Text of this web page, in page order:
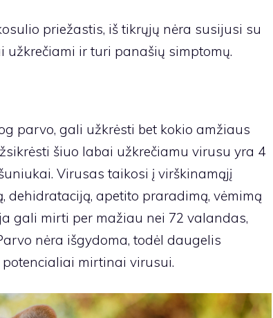
priežastis, iš tikrųjų nėra susijusi su
užkrečiami ir turi panašių simptomų.
parvo, gali užkrėsti bet kokio amžiaus
šiuo labai užkrečiamu virusu yra 4
Virusas taikosi į virškinamąjį
dehidrataciją, apetito praradimą, vėmimą
gali mirti per mažiau nei 72 valandas,
nėra išgydoma, todėl daugelis
mirtinai virusui.